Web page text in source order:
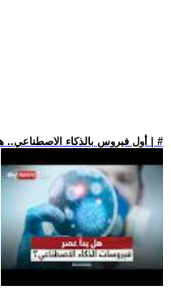
.. أول فيروس بالذكاء الاصطناعي.. هل تخرج الأمور عن السيطرة؟ | #